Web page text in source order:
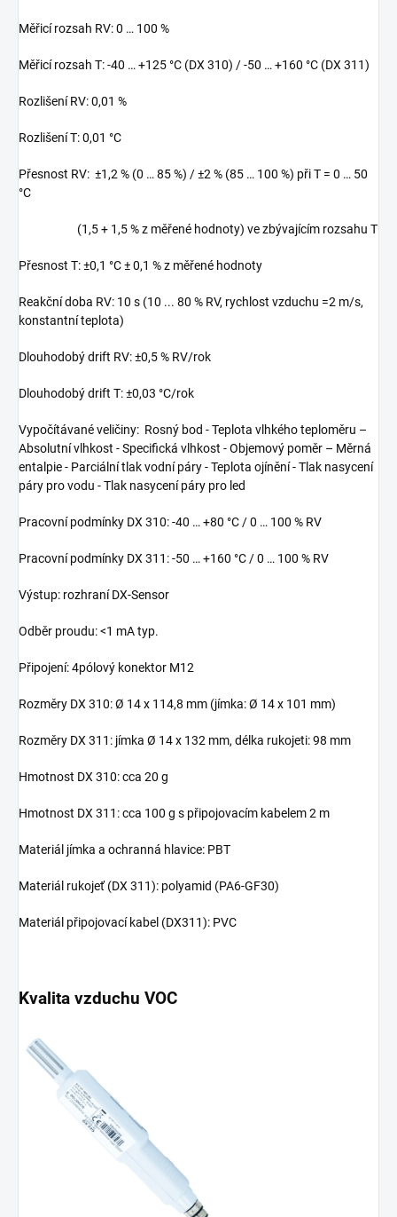
Měřicí rozsah RV: 0 … 100 %
Měřicí rozsah T: -40 … +125 °C (DX 310) / -50 … +160 °C (DX 311)
Rozlišení RV: 0,01 %
Rozlišení T: 0,01 °C
Přesnost RV: ±1,2 % (0 … 85 %) / ±2 % (85 … 100 %) při T = 0 … 50
°C
(1,5 + 1,5 % z měřené hodnoty) ve zbývajícím rozsahu T
Přesnost T: ±0,1 °C ± 0,1 % z měřené hodnoty
Reakční doba RV: 10 s (10 ... 80 % RV, rychlost vzduchu =2 m/s,
konstantní teplota)
Dlouhodobý drift RV: ±0,5 % RV/rok
Dlouhodobý drift T: ±0,03 °C/rok
Vypočítávané veličiny: Rosný bod - Teplota vlhkého teploměru –
Absolutní vlhkost - Specifická vlhkost - Objemový poměr – Měrná
entalpie - Parciální tlak vodní páry - Teplota ojínění - Tlak nasycení
páry pro vodu - Tlak nasycení páry pro led
Pracovní podmínky DX 310: -40 … +80 °C / 0 … 100 % RV
Pracovní podmínky DX 311: -50 … +160 °C / 0 … 100 % RV
Výstup: rozhraní DX-Sensor
Odběr proudu: <1 mA typ.
Připojení: 4pólový konektor M12
Rozměry DX 310: Ø 14 x 114,8 mm (jímka: Ø 14 x 101 mm)
Rozměry DX 311: jímka Ø 14 x 132 mm, délka rukojeti: 98 mm
Hmotnost DX 310: cca 20 g
Hmotnost DX 311: cca 100 g s připojovacím kabelem 2 m
Materiál jímka a ochranná hlavice: PBT
Materiál rukojeť (DX 311): polyamid (PA6-GF30)
Materiál připojovací kabel (DX311): PVC
Kvalita vzduchu VOC